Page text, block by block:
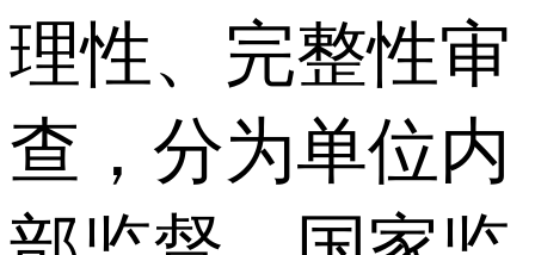
理性、完整性审
查，分为单位内